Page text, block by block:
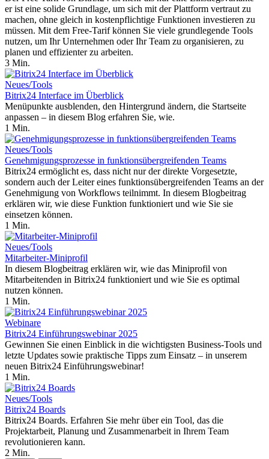
er ist eine solide Grundlage, um sich mit der Plattform vertraut zu
machen, ohne gleich in kostenpflichtige Funktionen investieren zu
müssen. Mit dem Free-Tarif können Sie viele grundlegende Tools
nutzen, um Ihr Unternehmen oder Ihr Team zu organisieren, zu
planen und effizienter zu arbeiten.
3 Min.
Neues/Tools
Bitrix24 Interface im Überblick
Menüpunkte ausblenden, den Hintergrund ändern, die Startseite
anpassen – in diesem Blog erfahren Sie, wie.
1 Min.
Neues/Tools
Genehmigungsprozesse in funktionsübergreifenden Teams
Bitrix24 ermöglicht es, dass nicht nur der direkte Vorgesetzte,
sondern auch der Leiter eines funktionsübergreifenden Teams an der
Genehmigung von Workflows teilnimmt. In diesem Blogbeitrag
erklären wir, wie diese Funktion funktioniert und wie Sie sie
einsetzen können.
1 Min.
Neues/Tools
Mitarbeiter-Miniprofil
In diesem Blogbeitrag erklären wir, wie das Miniprofil von
Mitarbeitenden in Bitrix24 funktioniert und wie Sie es optimal
nutzen können.
1 Min.
Webinare
Bitrix24 Einführungswebinar 2025
Gewinnen Sie einen Einblick in die wichtigsten Business-Tools und
letzte Updates sowie praktische Tipps zum Einsatz – in unserem
neuen Bitrix24 Einführungswebinar!
1 Min.
Neues/Tools
Bitrix24 Boards
Bitrix24 Boards. Erfahren Sie mehr über ein Tool, das die
Projektarbeit, Planung und Zusammenarbeit in Ihrem Team
revolutionieren kann.
2 Min.